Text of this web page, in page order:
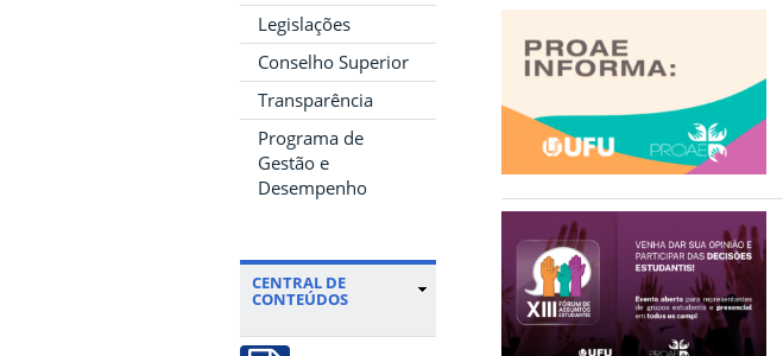
Legislações
Conselho Superior
Transparência
Programa de
Gestão e
Desempenho
CENTRAL DE
CONTEÚDOS